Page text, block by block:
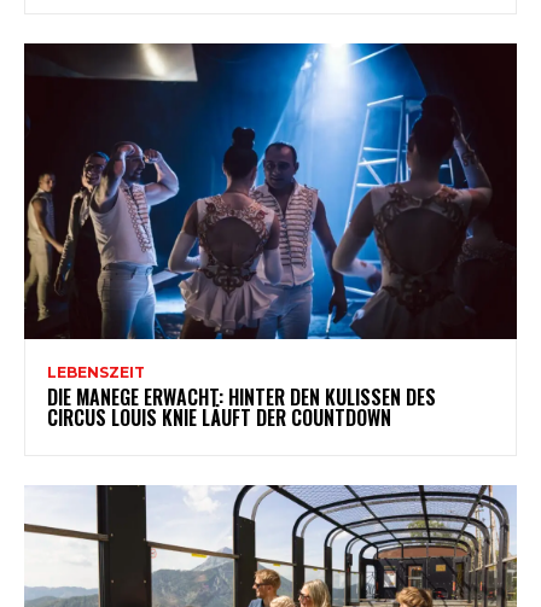
LEBENSZEIT
DIE MANEGE ERWACHT: HINTER DEN KULISSEN DES
CIRCUS LOUIS KNIE LÄUFT DER COUNTDOWN